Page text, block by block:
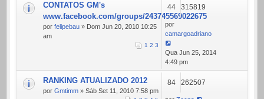
CONTATOS GM's
www.facebook.com/groups/243745569022675
por felipebau » Dom Jun 20, 2010 10:25
am
1 2 3
44 315819
por
camargoadriano
Qua Jun 25, 2014
4:49 pm
RANKING ATUALIZADO 2012
por Gmtimm » Sáb Set 11, 2010 7:58 pm
84 262507